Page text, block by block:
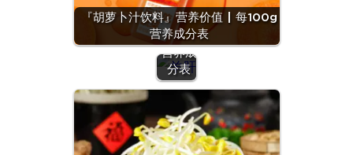
『胡萝卜汁饮料』营养价值 | 每100g
营养成分表
养价值
| 每
100g
营养成
分表